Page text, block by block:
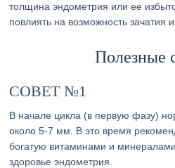
толщина эндометрия или ее
повлиять на возможность зачатия
Полезные
СОВЕТ №1
В начале цикла (в первую фазу)
около 5-7 мм. В это время
богатую витаминами и
здоровье эндометрия.